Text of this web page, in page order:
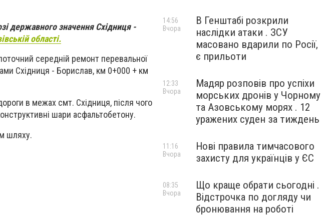
державного значення Східниця -
області.
середній ремонт перевальної
Східниця - Борислав, км 0+000 + км
в межах смт. Східниця, після чого
шари асфальтобетону.
шляху.
В Генштабі розкрили
наслідки атаки . ЗСУ
масовано вдарили по Росії,
є прильоти
14:56
Вчора
Мадяр розповів про успіхи
морських дронів у Чорному
та Азовському морях . 12
уражених суден за тиждень
12:33
Вчора
Нові правила тимчасового
захисту для українців у ЄС
11:16
Вчора
Що краще обрати сьогодні .
Відстрочка по догляду чи
бронювання на роботі
08:35
Вчора